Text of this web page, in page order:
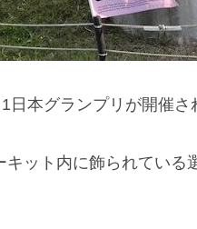
本グランプリが開催さ
ット内に飾られている